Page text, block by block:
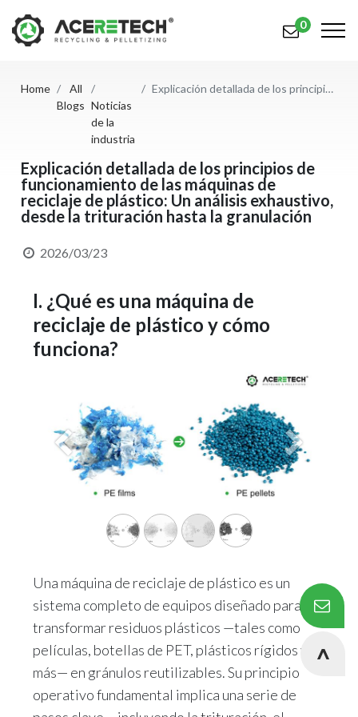
Productos
Aplicaciones
Soluciones
Apoyo
简体中文 English (US)
русский язык
0
Home
All
Blogs Noticias
de la
industria
Explicación detallada de los principios de funcionamiento de las máquinas de reciclaje de plástico: Un análisis exhaustivo, desde la trituración hasta la granulación
Explicación detallada de los principios de
funcionamiento de las máquinas de
reciclaje de plástico: Un análisis exhaustivo,
desde la trituración hasta la granulación
2026/03/23
I. ¿Qué es una máquina de
reciclaje de plástico y cómo
funciona?
Previous Next
Una máquina de reciclaje de plástico es un
sistema completo de equipos diseñado para
transformar residuos plásticos —tales como
películas, botellas de PET, plásticos rígidos y
más— en gránulos reutilizables. Su principio
operativo fundamental implica una serie de